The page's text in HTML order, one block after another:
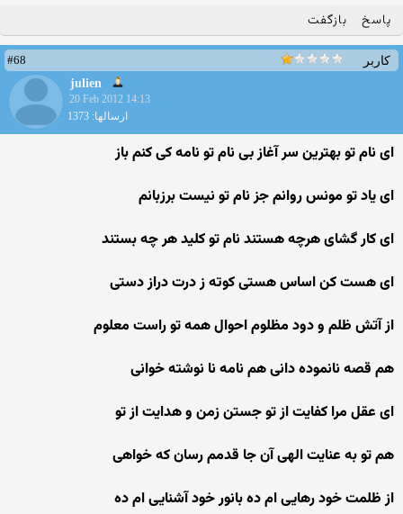
پاسخ بازگفت
کاربر
#68
julien
20 Feb 2012 14:13
ارسالها: 1373
ای نام تو بهترین سر آغاز بی نام تو نامه کی کنم باز
ای یاد تو مونس روانم جز نام تو نیست برزبانم
ای کار گشای هرچه هستند نام تو کلید هر چه بستند
ای هست کن اساس هستی کوته ز درت دراز دستی
از آتش ظلم و دود مظلوم احوال همه تو راست معلوم
هم قصه نانموده دانی هم نامه نا نوشته خوانی
ای عقل مرا کفایت از تو جستن زمن و هدایت از تو
هم تو به عنایت الهی آن جا قدمم رسان که خواهی
از ظلمت خود رهایی ام ده بانور خود آشنایی ام ده